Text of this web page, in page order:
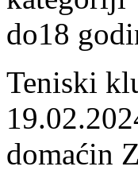
do18
Teniski
domaćin